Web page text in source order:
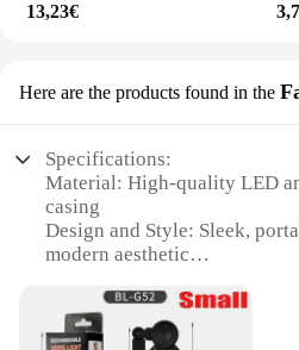
13,23€
Here are the products found in the
Specifications:
Material: High-quality LED
casing
Design and Style: Sleek,
modern aesthetic
lighting
Performance and Property: